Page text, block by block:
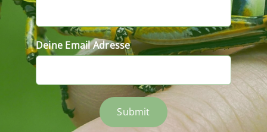
Deine Email Adresse
Submit